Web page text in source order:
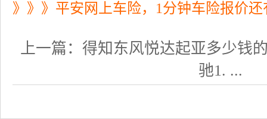
》》》平安网上车险，1分钟车险报价
上一篇： 得知东风悦达起亚多少钱
驰1. ...